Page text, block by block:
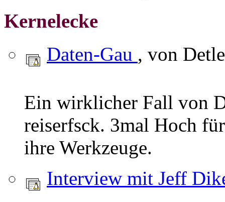
Kernelecke
Daten-Gau , von
Ein wirklicher Fall von
reiserfsck. 3mal Hoch
ihre Werkzeuge.
Interview mit Jeff